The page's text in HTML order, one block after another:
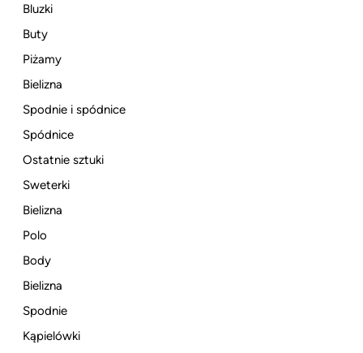
Bluzki
Buty
Piżamy
Bielizna
Spodnie i spódnice
Spódnice
Ostatnie sztuki
Sweterki
Bielizna
Polo
Body
Bielizna
Spodnie
Kąpielówki